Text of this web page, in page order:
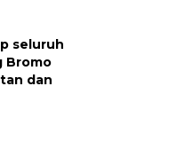
seluruh
Bromo
dan